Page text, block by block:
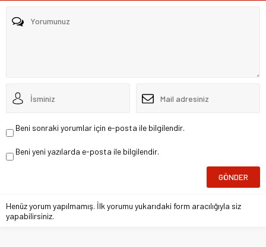
Beni sonraki yorumlar için e-posta ile bilgilendir.
Beni yeni yazılarda e-posta ile bilgilendir.
Henüz yorum yapılmamış. İlk yorumu yukarıdaki form aracılığıyla siz
yapabilirsiniz.